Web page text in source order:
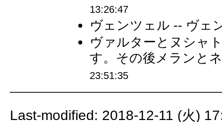
13:26:47
ヴェンツェル -- ヴェ
ヴァルターとヌシャ
す。その後メランと
23:51:35
Last-modified: 2018-12-11 (火)